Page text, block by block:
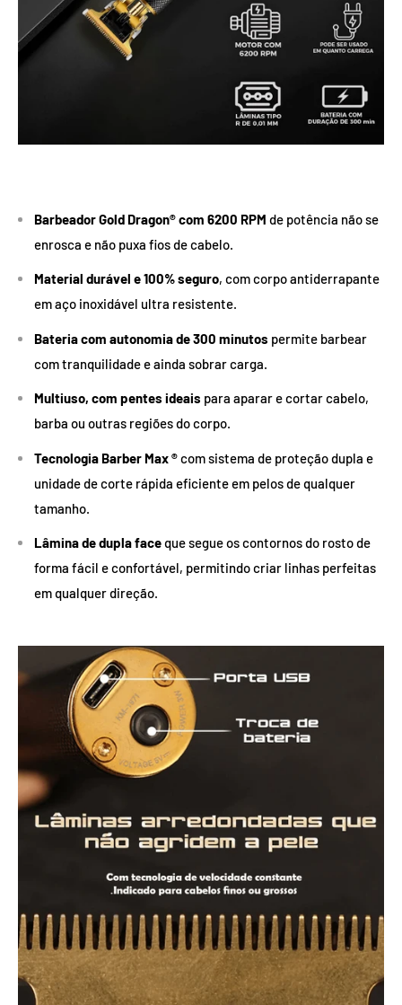
Barbeador Gold Dragon® com 6200 RPM de potência não se
enrosca e não puxa fios de cabelo.
Material durável e 100% seguro, com corpo antiderrapante
em aço inoxidável ultra resistente.
Bateria com autonomia de 300 minutos permite barbear
com tranquilidade e ainda sobrar carga.
Multiuso, com pentes ideais para aparar e cortar cabelo,
barba ou outras regiões do corpo.
Tecnologia Barber Max ®com sistema de proteção dupla e
unidade de corte rápida eficiente em pelos de qualquer
tamanho.
Lâmina de dupla faceque segue os contornos do rosto de
forma fácil e confortável, permitindo criar linhas perfeitas
em qualquer direção.